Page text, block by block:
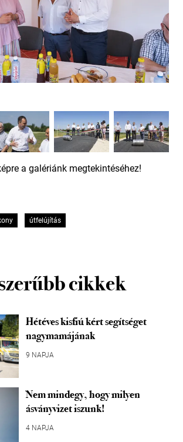
a galériánk megtekintéséhez!
útfelújítás
cikkek
Hétéves kisfiú kért segítséget
nagymamájának
9 NAPJA
Nem mindegy, hogy milyen
ásványvizet iszunk!
4 NAPJA